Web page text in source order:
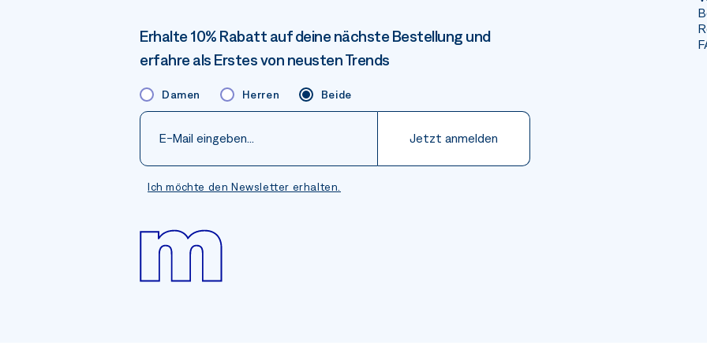
Erhalte 10% Rabatt auf deine nächste Bestellung und
erfahre als Erstes von neusten Trends
Damen Herren Beide
Jetzt anmelden
Ich möchte den Newsletter erhalten.